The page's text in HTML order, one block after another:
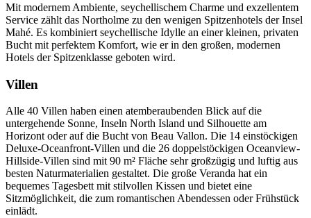
Mit modernem Ambiente, seychellischem Charme und exzellentem
Service zählt das Northolme zu den wenigen Spitzenhotels der Insel
Mahé. Es kombiniert seychellische Idylle an einer kleinen, privaten
Bucht mit perfektem Komfort, wie er in den großen, modernen
Hotels der Spitzenklasse geboten wird.
Villen
Alle 40 Villen haben einen atemberaubenden Blick auf die
untergehende Sonne, Inseln North Island und Silhouette am
Horizont oder auf die Bucht von Beau Vallon. Die 14 einstöckigen
Deluxe-Oceanfront-Villen und die 26 doppelstöckigen Oceanview-
Hillside-Villen sind mit 90 m² Fläche sehr großzügig und luftig aus
besten Naturmaterialien gestaltet. Die große Veranda hat ein
bequemes Tagesbett mit stilvollen Kissen und bietet eine
Sitzmöglichkeit, die zum romantischen Abendessen oder Frühstück
einlädt.